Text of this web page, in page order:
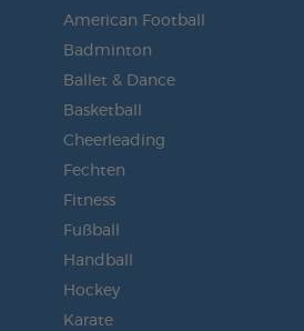
American Football
Badminton
Ballet & Dance
Basketball
Cheerleading
Fechten
Fitness
Fußball
Handball
Hockey
Karate